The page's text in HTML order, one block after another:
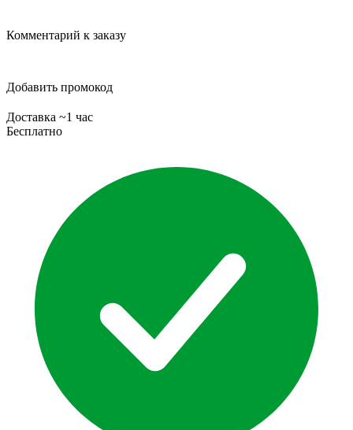
Комментарий к заказу
Добавить промокод
Доставка ~1 час
Бесплатно